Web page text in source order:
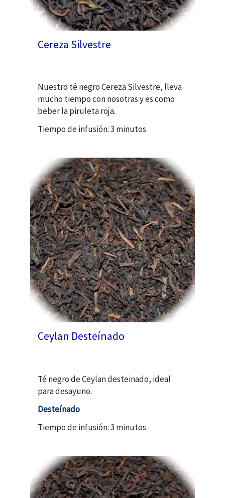
Cereza Silvestre
Nuestro té negro Cereza Silvestre, lleva
mucho tiempo con nosotras y es como
beber la piruleta roja.
Tiempo de infusión: 3 minutos
Ceylan Desteínado
Té negro de Ceylan desteinado, ideal
para desayuno.
Desteínado
Tiempo de infusión: 3 minutos